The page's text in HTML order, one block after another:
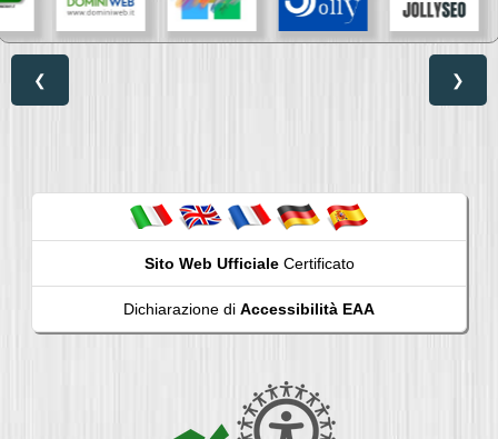
❮ ❯
Sito Web UfficialeCertificato
Dichiarazione di Accessibilità EAA